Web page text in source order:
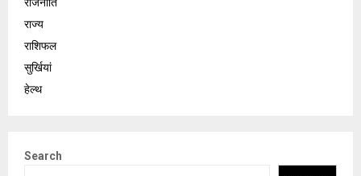
राज्य
राशिफल
सुर्खियां
हेल्थ
Search